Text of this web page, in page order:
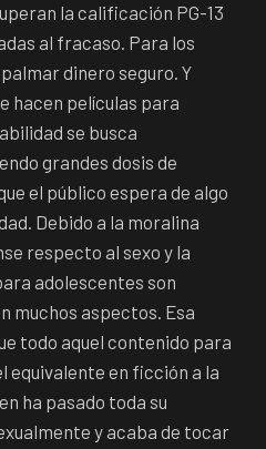
la calificación PG-13
al fracaso. Para los
dinero seguro. Y
hacen películas para
se busca
grandes dosis de
el público espera de algo
Debido a la moralina
respecto al sexo y la
adolescentes son
muchos aspectos. Esa
todo aquel contenido para
equivalente en ficción a la
ha pasado toda su
y acaba de tocar